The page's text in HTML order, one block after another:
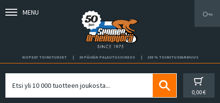
MENU
NOPEAT TOIMITUKSET 30 PÄIVÄN PALAUTUSOIKEUS 100 % TOIMITUSVARMUUS
0,00 €